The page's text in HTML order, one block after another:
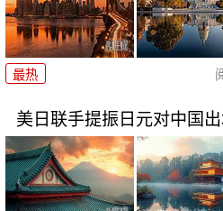
最热
美日联手提振日元对中国